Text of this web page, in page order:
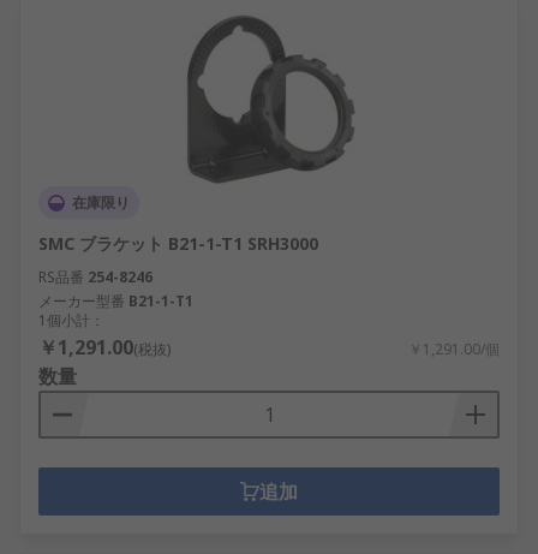
在庫限り
SMC ブラケット B21-1-T1 SRH3000
RS品番 254-8246
メーカー型番 B21-1-T1
1個小計：
￥1,291.00(税抜) ￥1,291.00/個
数量
追加